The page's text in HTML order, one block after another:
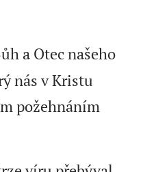
a Otec našeho
nás v Kristu
požehnáním